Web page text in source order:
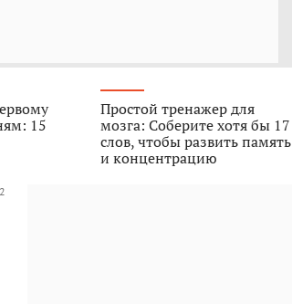
15
Простой тренажер для
мозга: Соберите хотя бы 17
слов, чтобы развить память
и концентрацию